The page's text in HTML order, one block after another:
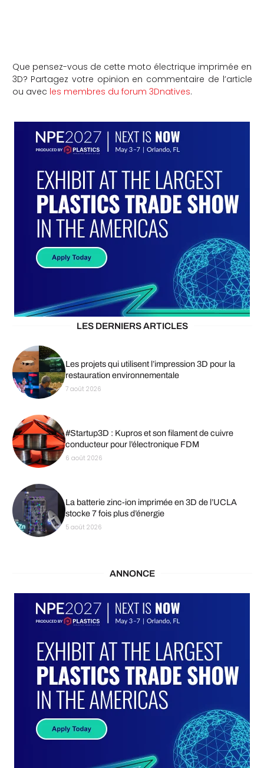
Que pensez-vous de cette moto électrique imprimée en
3D? Partagez votre opinion en commentaire de l’article
ou avec les membres du forum 3Dnatives.
LES DERNIERS ARTICLES
Les projets qui utilisent l’impression 3D pour la
restauration environnementale
7 août 2026
#Startup3D : Kupros et son filament de cuivre
conducteur pour l’électronique FDM
6 août 2026
La batterie zinc-ion imprimée en 3D de l’UCLA
stocke 7 fois plus d’énergie
5 août 2026
ANNONCE